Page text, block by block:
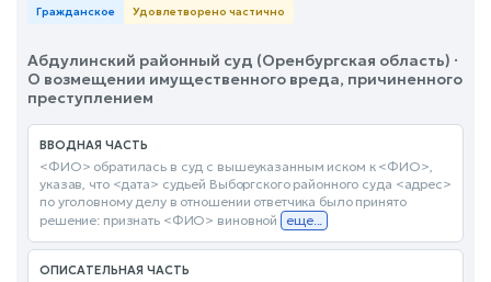
Гражданское Удовлетворено частично
Абдулинский районный суд (Оренбургская область) ·
О возмещении имущественного вреда, причиненного
преступлением
ВВОДНАЯ ЧАСТЬ
<ФИО> обратилась в суд с вышеуказанным иском к <ФИО>,
указав, что <дата> судьей Выборгского районного суда <адрес>
по уголовному делу в отношении ответчика было принято
решение: признать <ФИО> виновной еще...
ОПИСАТЕЛЬНАЯ ЧАСТЬ